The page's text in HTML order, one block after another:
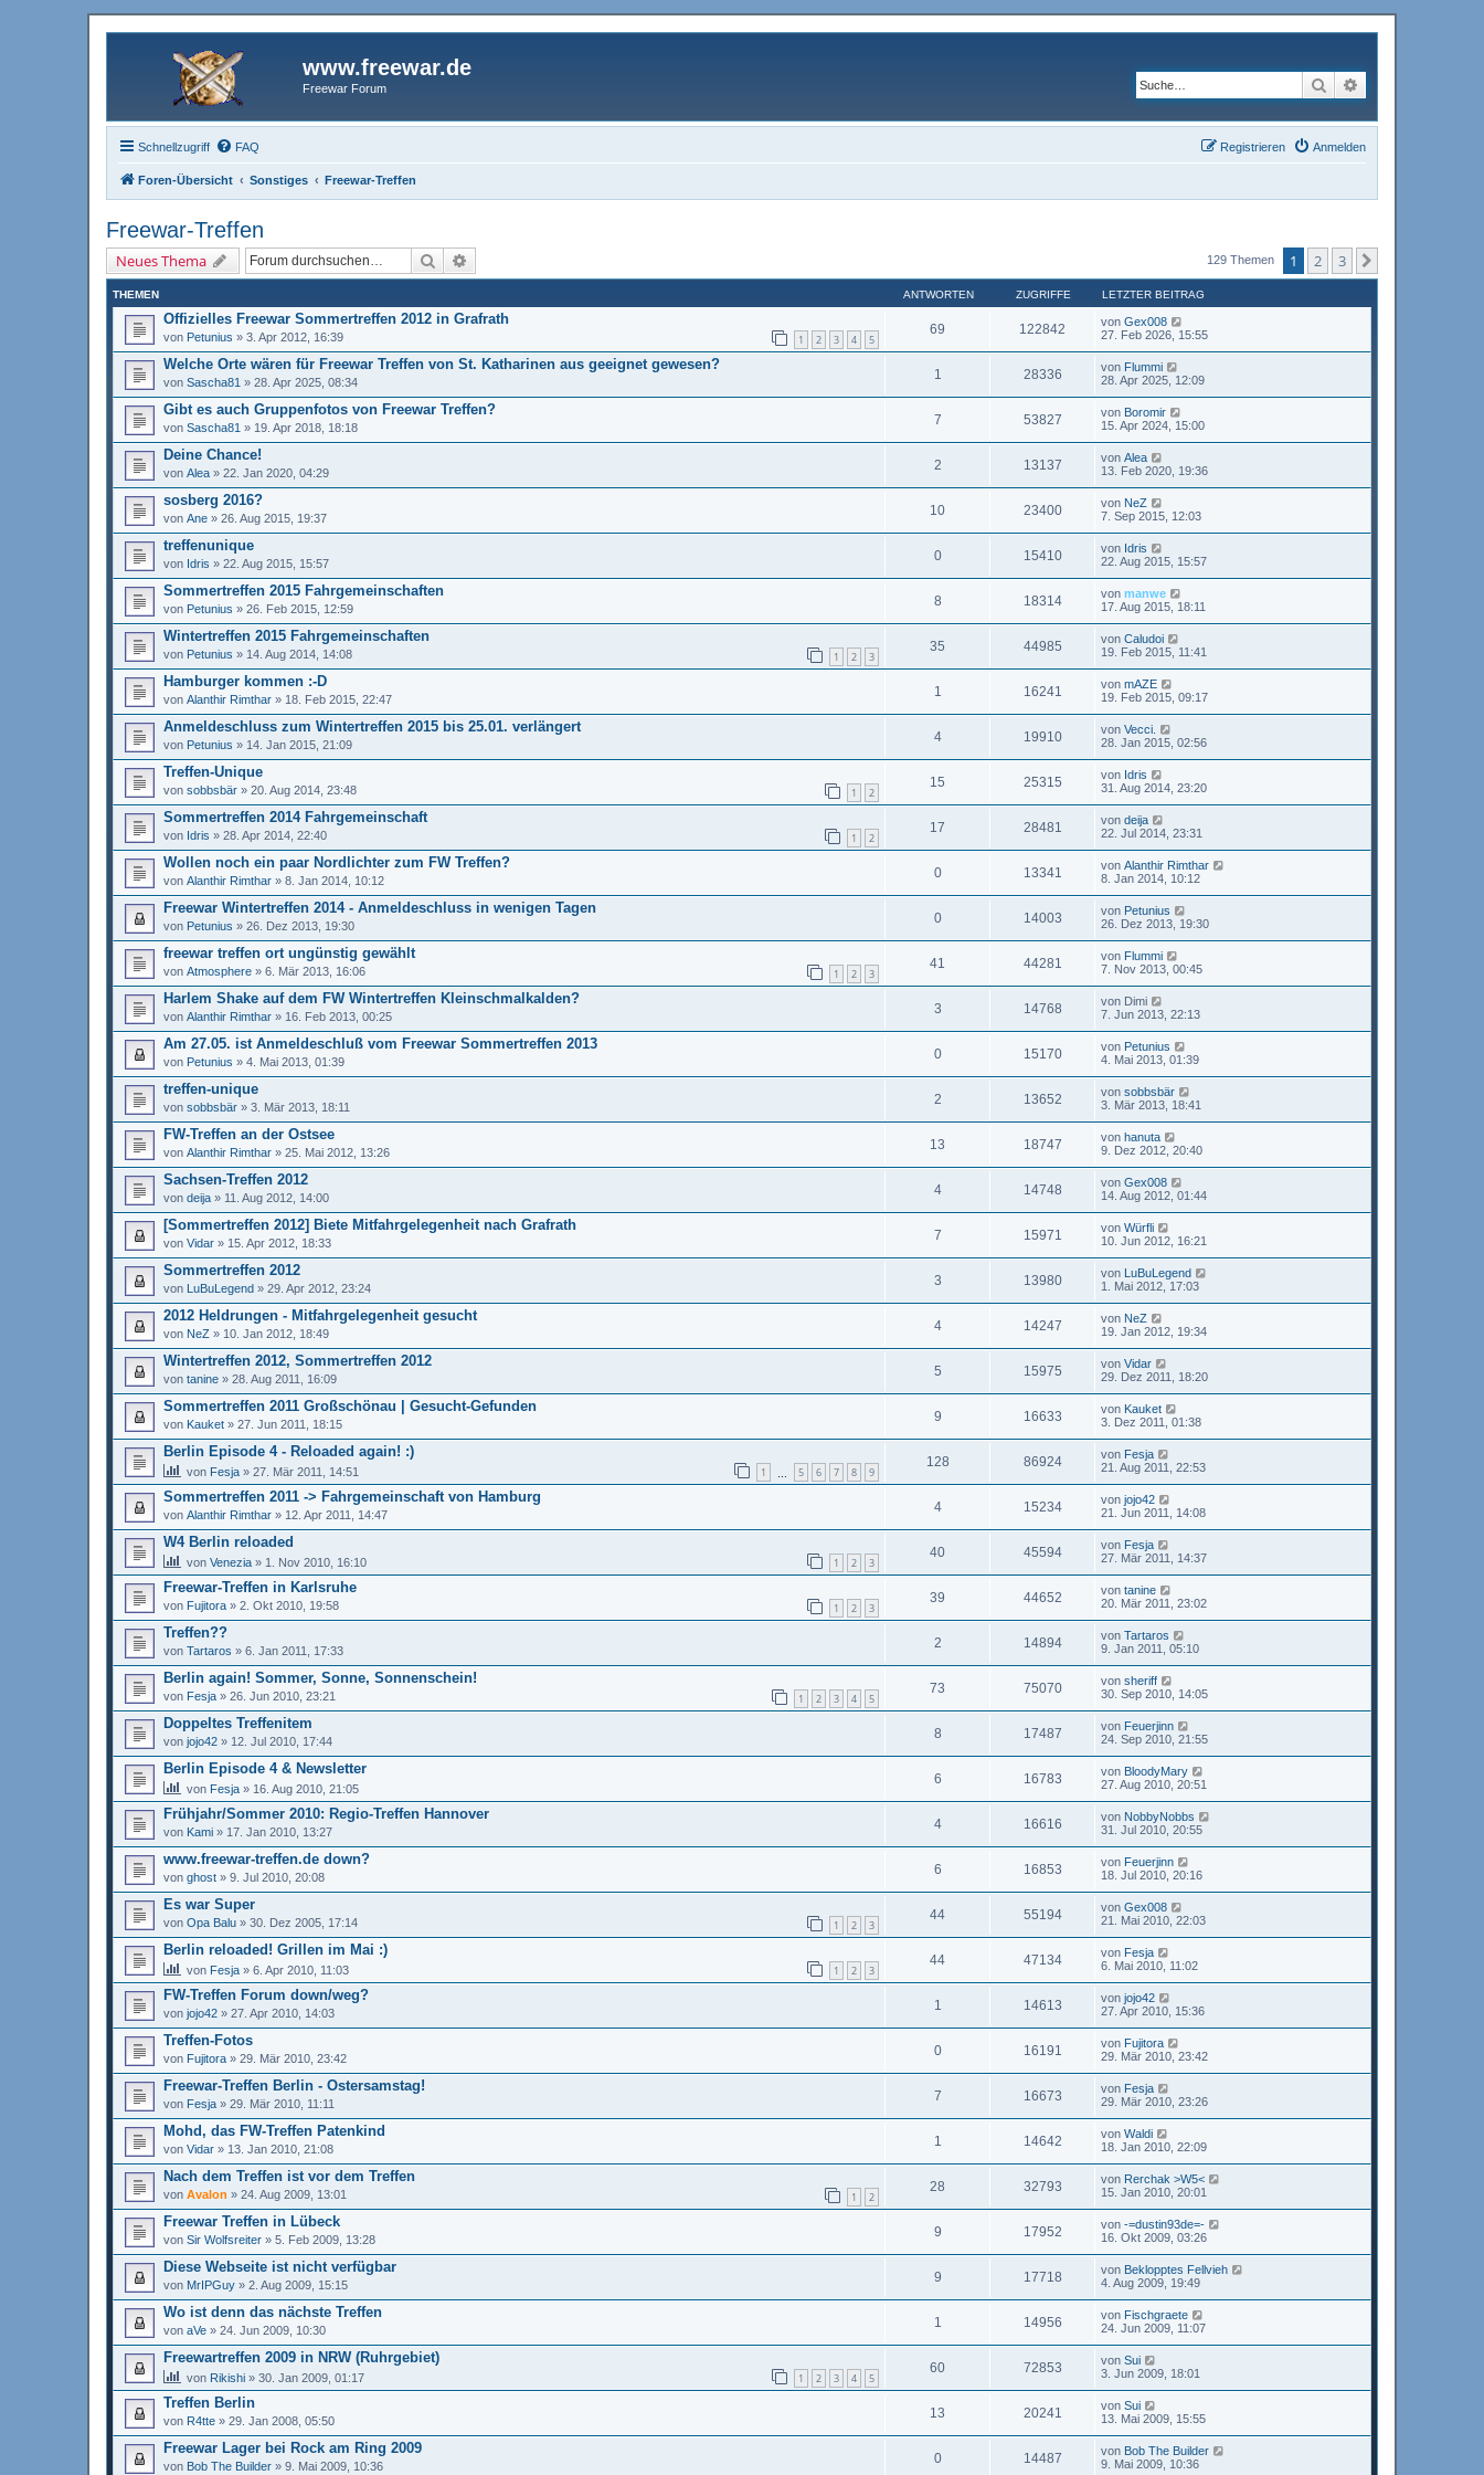
www.freewar.de
Freewar Forum Suche
Schnellzugriff FAQ Anmelden
Registrieren
Foren-Übersicht Sonstiges Freewar-Treffen
Freewar-Treffen
Neues Thema Suche 129 Themen 1 2 3
THEMEN ANTWORTEN ZUGRIFFE LETZTER BEITRAG
Offizielles Freewar Sommertreffen 2012 in Grafrath
von Petunius » 3. Apr 2012, 16:39 1 2 3 4 5
69 122842 von Gex008
27. Feb 2026, 15:55
Welche Orte wären für Freewar Treffen von St. Katharinen aus geeignet gewesen?
von Sascha81 » 28. Apr 2025, 08:34
1 28336 von Flummi
28. Apr 2025, 12:09
Gibt es auch Gruppenfotos von Freewar Treffen?
von Sascha81 » 19. Apr 2018, 18:18
7 53827 von Boromir
15. Apr 2024, 15:00
Deine Chance!
von Alea » 22. Jan 2020, 04:29
2 13137 von Alea
13. Feb 2020, 19:36
sosberg 2016?
von Ane » 26. Aug 2015, 19:37
10 23400 von NeZ
7. Sep 2015, 12:03
treffenunique
von Idris » 22. Aug 2015, 15:57
0 15410 von Idris
22. Aug 2015, 15:57
Sommertreffen 2015 Fahrgemeinschaften
von Petunius » 26. Feb 2015, 12:59
8 18314 von manwe
17. Aug 2015, 18:11
Wintertreffen 2015 Fahrgemeinschaften
von Petunius » 14. Aug 2014, 14:08 1 2 3
35 44985 von Caludoi
19. Feb 2015, 11:41
Hamburger kommen :-D
von Alanthir Rimthar » 18. Feb 2015, 22:47
1 16241 von mAZE
19. Feb 2015, 09:17
Anmeldeschluss zum Wintertreffen 2015 bis 25.01. verlängert
von Petunius » 14. Jan 2015, 21:09
4 19910 von Vecci.
28. Jan 2015, 02:56
Treffen-Unique
von sobbsbär » 20. Aug 2014, 23:48 1 2
15 25315 von Idris
31. Aug 2014, 23:20
Sommertreffen 2014 Fahrgemeinschaft
von Idris » 28. Apr 2014, 22:40 1 2
17 28481 von deija
22. Jul 2014, 23:31
Wollen noch ein paar Nordlichter zum FW Treffen?
von Alanthir Rimthar » 8. Jan 2014, 10:12
0 13341 von Alanthir Rimthar
8. Jan 2014, 10:12
Freewar Wintertreffen 2014 - Anmeldeschluss in wenigen Tagen
von Petunius » 26. Dez 2013, 19:30
0 14003 von Petunius
26. Dez 2013, 19:30
freewar treffen ort ungünstig gewählt
von Atmosphere » 6. Mär 2013, 16:06 1 2 3
41 44281 von Flummi
7. Nov 2013, 00:45
Harlem Shake auf dem FW Wintertreffen Kleinschmalkalden?
von Alanthir Rimthar » 16. Feb 2013, 00:25
3 14768 von Dimi
7. Jun 2013, 22:13
Am 27.05. ist Anmeldeschluß vom Freewar Sommertreffen 2013
von Petunius » 4. Mai 2013, 01:39
0 15170 von Petunius
4. Mai 2013, 01:39
treffen-unique
von sobbsbär » 3. Mär 2013, 18:11
2 13652 von sobbsbär
3. Mär 2013, 18:41
FW-Treffen an der Ostsee
von Alanthir Rimthar » 25. Mai 2012, 13:26
13 18747 von hanuta
9. Dez 2012, 20:40
Sachsen-Treffen 2012
von deija » 11. Aug 2012, 14:00
4 14748 von Gex008
14. Aug 2012, 01:44
[Sommertreffen 2012] Biete Mitfahrgelegenheit nach Grafrath
von Vidar » 15. Apr 2012, 18:33
7 15971 von Würfli
10. Jun 2012, 16:21
Sommertreffen 2012
von LuBuLegend » 29. Apr 2012, 23:24
3 13980 von LuBuLegend
1. Mai 2012, 17:03
2012 Heldrungen - Mitfahrgelegenheit gesucht
von NeZ » 10. Jan 2012, 18:49
4 14247 von NeZ
19. Jan 2012, 19:34
Wintertreffen 2012, Sommertreffen 2012
von tanine » 28. Aug 2011, 16:09
5 15975 von Vidar
29. Dez 2011, 18:20
Sommertreffen 2011 Großschönau | Gesucht-Gefunden
von Kauket » 27. Jun 2011, 18:15
9 16633 von Kauket
3. Dez 2011, 01:38
Berlin Episode 4 - Reloaded again! :)
von Fesja » 27. Mär 2011, 14:51 1 5 6 7 8 9
128 86924 von Fesja
21. Aug 2011, 22:53
Sommertreffen 2011 -> Fahrgemeinschaft von Hamburg
von Alanthir Rimthar » 12. Apr 2011, 14:47
4 15234 von jojo42
21. Jun 2011, 14:08
W4 Berlin reloaded
von Venezia » 1. Nov 2010, 16:10 1 2 3
40 45594 von Fesja
27. Mär 2011, 14:37
Freewar-Treffen in Karlsruhe
von Fujitora » 2. Okt 2010, 19:58 1 2 3
39 44652 von tanine
20. Mär 2011, 23:02
Treffen??
von Tartaros » 6. Jan 2011, 17:33
2 14894 von Tartaros
9. Jan 2011, 05:10
Berlin again! Sommer, Sonne, Sonnenschein!
von Fesja » 26. Jun 2010, 23:21 1 2 3 4 5
73 75070 von sheriff
30. Sep 2010, 14:05
Doppeltes Treffenitem
von jojo42 » 12. Jul 2010, 17:44
8 17487 von Feuerjinn
24. Sep 2010, 21:55
Berlin Episode 4 & Newsletter
von Fesja » 16. Aug 2010, 21:05
6 16783 von BloodyMary
27. Aug 2010, 20:51
Frühjahr/Sommer 2010: Regio-Treffen Hannover
von Kami » 17. Jan 2010, 13:27
4 16616 von NobbyNobbs
31. Jul 2010, 20:55
www.freewar-treffen.de down?
von ghost » 9. Jul 2010, 20:08
6 16853 von Feuerjinn
18. Jul 2010, 20:16
Es war Super
von Opa Balu » 30. Dez 2005, 17:14 1 2 3
44 55194 von Gex008
21. Mai 2010, 22:03
Berlin reloaded! Grillen im Mai :)
von Fesja » 6. Apr 2010, 11:03 1 2 3
44 47134 von Fesja
6. Mai 2010, 11:02
FW-Treffen Forum down/weg?
von jojo42 » 27. Apr 2010, 14:03
1 14613 von jojo42
27. Apr 2010, 15:36
Treffen-Fotos
von Fujitora » 29. Mär 2010, 23:42
0 16191 von Fujitora
29. Mär 2010, 23:42
Freewar-Treffen Berlin - Ostersamstag!
von Fesja » 29. Mär 2010, 11:11
7 16673 von Fesja
29. Mär 2010, 23:26
Mohd, das FW-Treffen Patenkind
von Vidar » 13. Jan 2010, 21:08
1 14642 von Waldi
18. Jan 2010, 22:09
Nach dem Treffen ist vor dem Treffen
von Avalon » 24. Aug 2009, 13:01 1 2
28 32793 von Rerchak >W5<
15. Jan 2010, 20:01
Freewar Treffen in Lübeck
von Sir Wolfsreiter » 5. Feb 2009, 13:28
9 17952 von -=dustin93de=-
16. Okt 2009, 03:26
Diese Webseite ist nicht verfügbar
von MrIPGuy » 2. Aug 2009, 15:15
9 17718 von Beklopptes Fellvieh
4. Aug 2009, 19:49
Wo ist denn das nächste Treffen
von aVe » 24. Jun 2009, 10:30
1 14956 von Fischgraete
24. Jun 2009, 11:07
Freewartreffen 2009 in NRW (Ruhrgebiet)
von Rikishi » 30. Jan 2009, 01:17 1 2 3 4 5
60 72853 von Sui
3. Jun 2009, 18:01
Treffen Berlin
von R4tte » 29. Jan 2008, 05:50
13 20241 von Sui
13. Mai 2009, 15:55
Freewar Lager bei Rock am Ring 2009
von Bob The Builder » 9. Mai 2009, 10:36
0 14487 von Bob The Builder
9. Mai 2009, 10:36